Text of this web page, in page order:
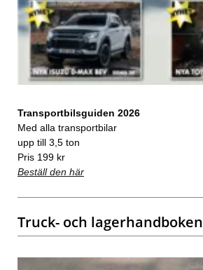
Transportbilsguiden 2026
Med alla transportbilar
upp till 3,5 ton
Pris 199 kr
Beställ den här
Truck- och lagerhandboken